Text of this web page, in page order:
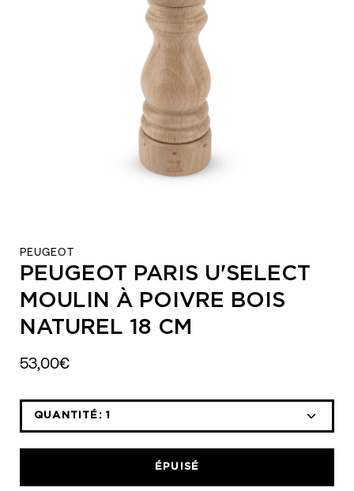
PEUGEOT
PEUGEOT PARIS U'SELECT
MOULIN À POIVRE BOIS
NATUREL 18 CM
53,00€
QUANTITÉ: 1
Icône
ÉPUISÉ